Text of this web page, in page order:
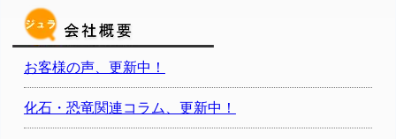
お客様の声、更新中！
化石・恐竜関連コラム、更新中！